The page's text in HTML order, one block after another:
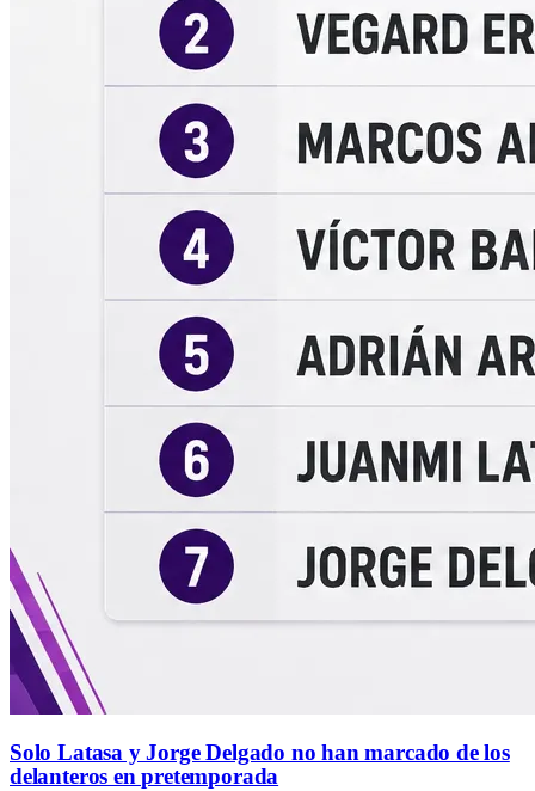
Solo Latasa y Jorge Delgado no han marcado de los
delanteros en pretemporada